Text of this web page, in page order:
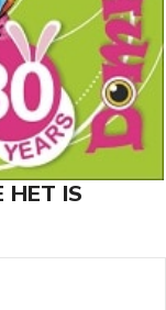
HET IS